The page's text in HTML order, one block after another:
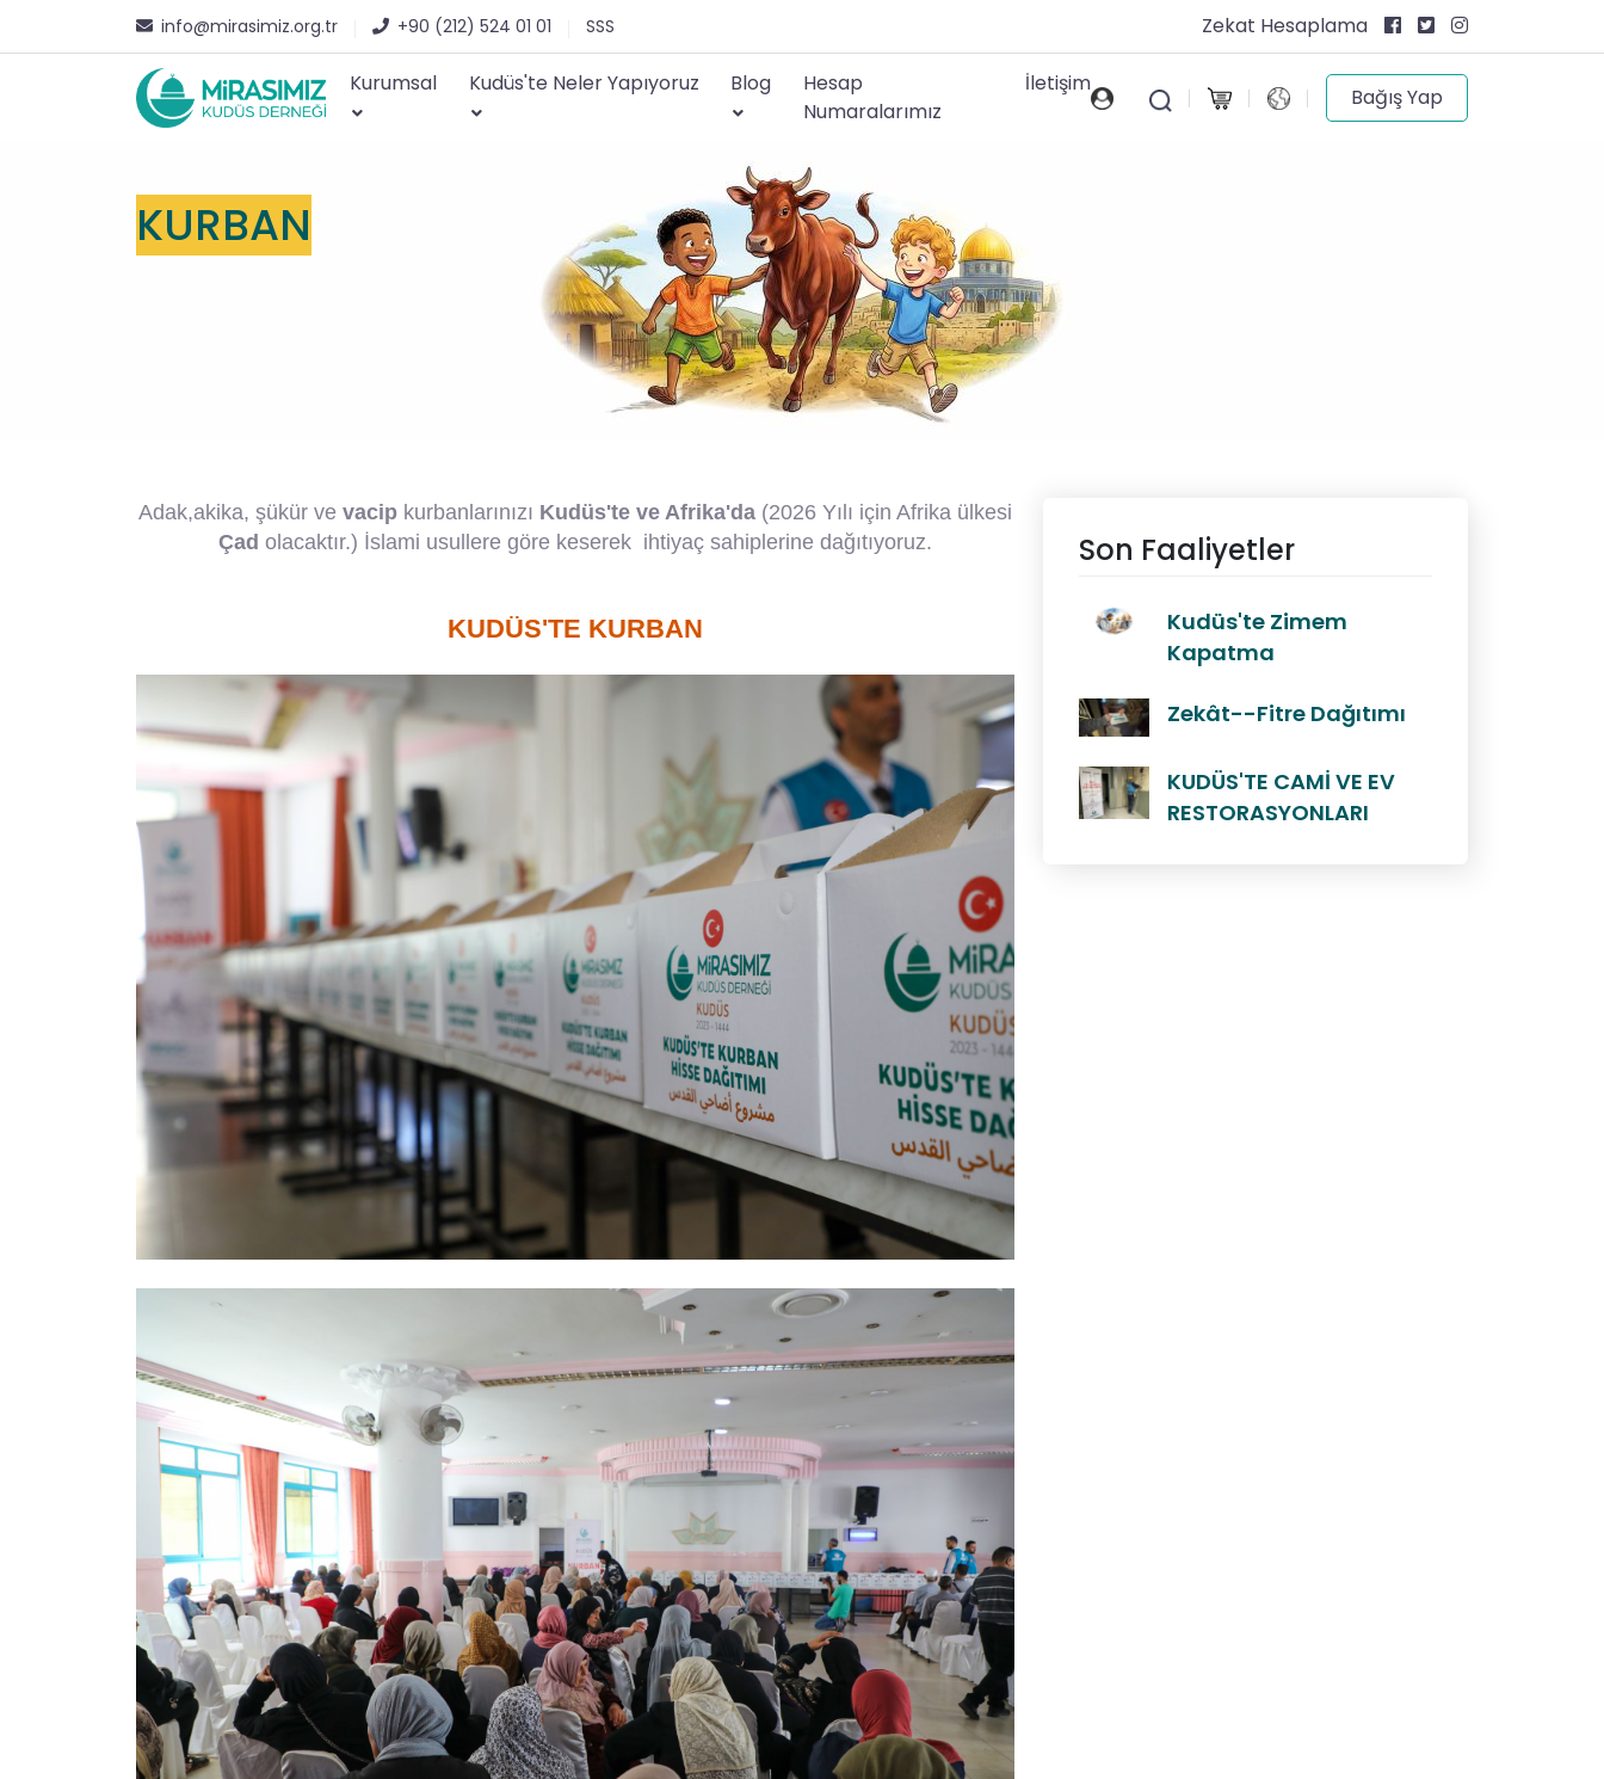
info@mirasimiz.org.tr +90 (212) 524 01 01 SSS Zekat Hesaplama
Kurumsal Kudüs'te Neler Yapıyoruz Blog
Hesap
Numaralarımız
İletişim
Bağış Yap
KURBAN
Adak,akika, şükür ve vacip kurbanlarınızı Kudüs'te ve Afrika'da (2026 Yılı için Afrika ülkesi
Çad olacaktır.) İslami usullere göre keserek ihtiyaç sahiplerine dağıtıyoruz.
KUDÜS'TE KURBAN
Son Faaliyetler
Kudüs'te Zimem
Kapatma
Zekât--Fitre Dağıtımı
KUDÜS'TE CAMİ VE EV
RESTORASYONLARI